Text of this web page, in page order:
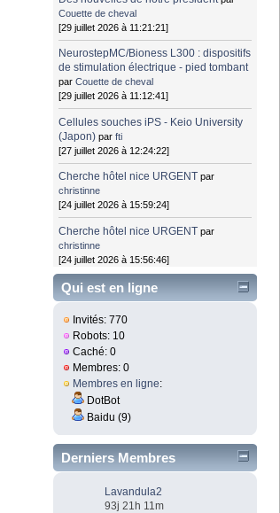
Couette de cheval
[29 juillet 2026 à 11:21:21]
NeurostepMC/Bioness L300 : dispositifs
de stimulation électrique - pied tombant
parCouette de cheval
[29 juillet 2026 à 11:12:41]
Cellules souches iPS - Keio University
(Japon) parfti
[27 juillet 2026 à 12:24:22]
Cherche hôtel nice URGENT par
christinne
[24 juillet 2026 à 15:59:24]
Cherche hôtel nice URGENT par
christinne
[24 juillet 2026 à 15:56:46]
Qui est en ligne
Invités: 770
Robots: 10
Caché: 0
Membres: 0
Membres en ligne:
DotBot
Baidu (9)
Derniers Membres
Lavandula2
93j 21h 11m